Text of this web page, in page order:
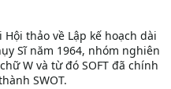
thảo về Lập kế hoạch dài
Sĩ năm 1964, nhóm nghiên
W và từ đó SOFT đã chính
SWOT.